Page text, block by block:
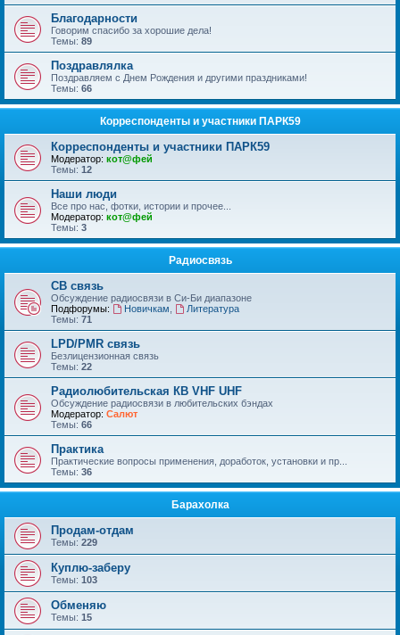
Благодарности
Говорим спасибо за хорошие дела!
Темы: 89
Поздравлялка
Поздравляем с Днем Рождения и другими праздниками!
Темы: 66
Корреспонденты и участники ПАРК59
Корреспонденты и участники ПАРК59
Модератор: кот@фей
Темы: 12
Наши люди
Все про нас, фотки, истории и прочее...
Модератор: кот@фей
Темы: 3
Радиосвязь
СВ связь
Обсуждение радиосвязи в Си-Би диапазоне
Подфорумы:
Новичкам
Литература
Темы: 71
LPD/PMR связь
Безлицензионная связь
Темы: 22
Радиолюбительская КВ VHF UHF
Обсуждение радиосвязи в любительских бэндах
Модератор: Салют
Темы: 66
Практика
Практические вопросы применения, доработок, установки и пр...
Темы: 36
Барахолка
Продам-отдам
Темы: 229
Куплю-заберу
Темы: 103
Обменяю
Темы: 15